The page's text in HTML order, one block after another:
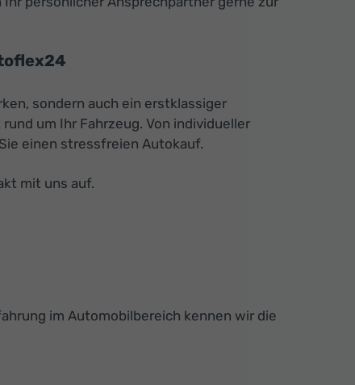
sondern auch ein erstklassiger
um Ihr Fahrzeug. Von individueller
einen stressfreien Autokauf.
mit uns auf.
im Automobilbereich kennen wir die